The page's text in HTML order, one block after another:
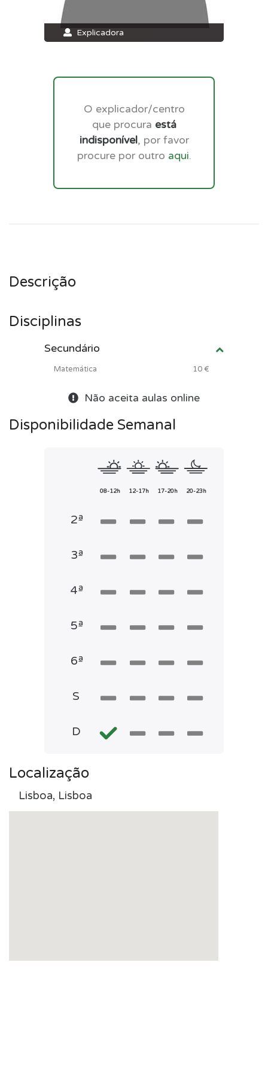
Explicadora
O explicador/centro
que procura está
indisponível, por favor
procure por outro aqui.
Descrição
Disciplinas
Secundário
Matemática 10 €
Não aceita aulas online
Disponibilidade Semanal
08-12h 12-17h 17-20h 20-23h
2ª
3ª
4ª
5ª
6ª
S
D
Localização
Lisboa, Lisboa